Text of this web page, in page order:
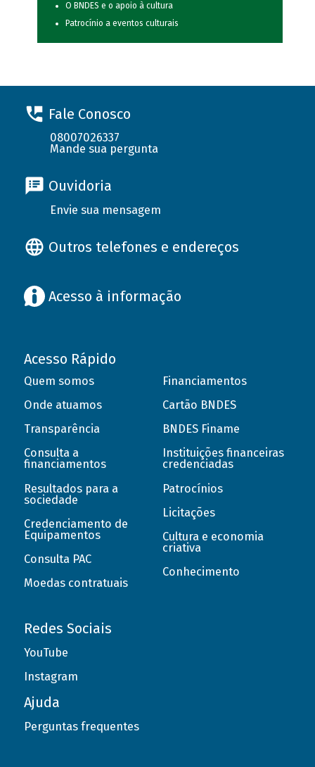
O BNDES e o apoio à cultura
Patrocínio a eventos culturais
Fale Conosco
08007026337
Mande sua pergunta
Ouvidoria
Envie sua mensagem
Outros telefones e endereços
Acesso à informação
Acesso Rápido
Quem somos
Onde atuamos
Transparência
Consulta a
financiamentos
Resultados para a
sociedade
Credenciamento de
Equipamentos
Consulta PAC
Moedas contratuais
Financiamentos
Cartão BNDES
BNDES Finame
Instituições financeiras
credenciadas
Patrocínios
Licitações
Cultura e economia
criativa
Conhecimento
Redes Sociais
YouTube
Instagram
Ajuda
Perguntas frequentes